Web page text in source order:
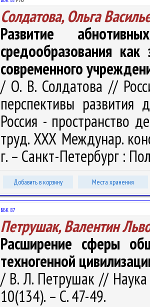
Солдатова, Ольга
Развитие
средообразования как
современного
/ О. В. Солдатова //
перспективы развития
Россия - пространство
труд. ХХХ Междунар.
г. – Санкт-Петербург :
Добавить в корзину Места хранения
ББК 87
Петрушак, Валентин
Расширение сферы
техногенной
/ В. Л. Петрушак //
10(134). – С. 47-49.